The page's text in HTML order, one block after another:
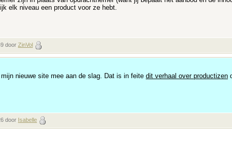
elk niveau een product voor ze hebt.
door ZinVol
nieuwe site mee aan de slag. Dat is in feite dit verhaal over productizen
door Isabelle